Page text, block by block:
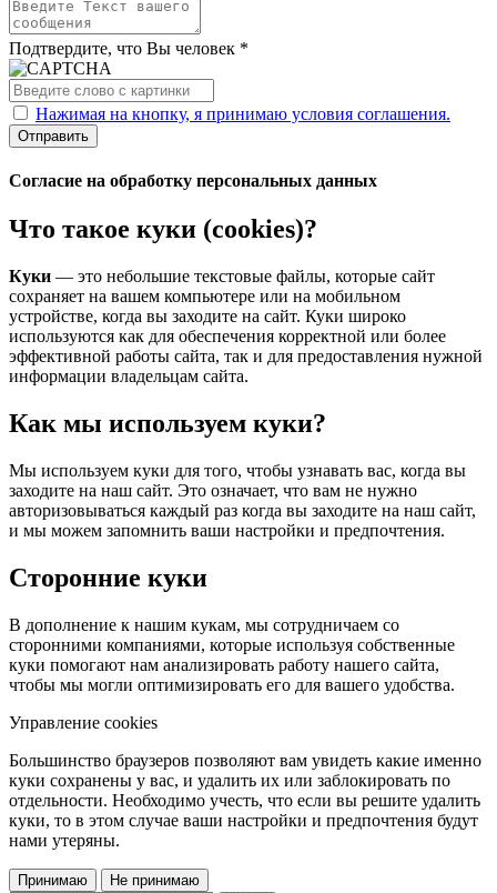
Подтвердите, что Вы человек *
Нажимая на кнопку, я принимаю условия соглашения.
Отправить
Согласие на обработку персональных данных
Что такое куки (cookies)?
Куки — это небольшие текстовые файлы, которые сайт
сохраняет на вашем компьютере или на мобильном
устройстве, когда вы заходите на сайт. Куки широко
используются как для обеспечения корректной или более
эффективной работы сайта, так и для предоставления нужной
информации владельцам сайта.
Как мы используем куки?
Мы используем куки для того, чтобы узнавать вас, когда вы
заходите на наш сайт. Это означает, что вам не нужно
авторизовываться каждый раз когда вы заходите на наш сайт,
и мы можем запомнить ваши настройки и предпочтения.
Сторонние куки
В дополнение к нашим кукам, мы сотрудничаем со
сторонними компаниями, которые используя собственные
куки помогают нам анализировать работу нашего сайта,
чтобы мы могли оптимизировать его для вашего удобства.
Управление cookies
Большинство браузеров позволяют вам увидеть какие именно
куки сохранены у вас, и удалить их или заблокировать по
отдельности. Необходимо учесть, что если вы решите удалить
куки, то в этом случае ваши настройки и предпочтения будут
нами утеряны.
Принимаю
Не принимаю